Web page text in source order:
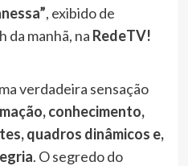
, exibido de
da manhã, na RedeTV!
verdadeira sensação
conhecimento,
quadros dinâmicos e,
. O segredo do